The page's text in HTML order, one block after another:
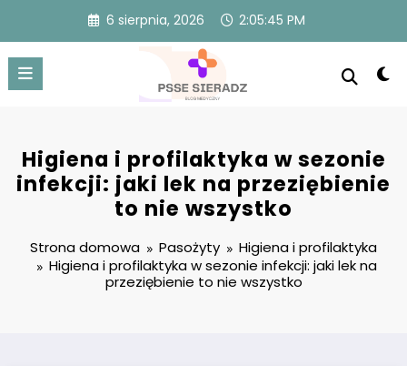
treści
6 sierpnia, 2026 2:05:45 PM
Higiena i profilaktyka w sezonie
infekcji: jaki lek na przeziębienie
to nie wszystko
Strona domowa Pasożyty
Higiena i profilaktyka
Higiena i profilaktyka w sezonie infekcji: jaki lek na
przeziębienie to nie wszystko